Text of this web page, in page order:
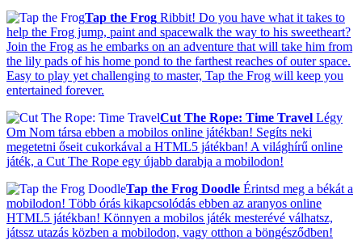
Tap the Frog Ribbit! Do you have what it takes to
help the Frog jump, paint and spacewalk the way to his sweetheart?
Join the Frog as he embarks on an adventure that will take him from
the lily pads of his home pond to the farthest reaches of outer space.
Easy to play yet challenging to master, Tap the Frog will keep you
entertained forever.
Cut The Rope: Time Travel Légy
Om Nom társa ebben a mobilos online játékban! Segíts neki
megetetni őseit cukorkával a HTML5 játékban! A világhírű online
játék, a Cut The Rope egy újabb darabja a mobilodon!
Tap the Frog Doodle Érintsd meg a békát a
mobilodon! Több órás kikapcsolódás ebben az aranyos online
HTML5 játékban! Könnyen a mobilos játék mesterévé válhatsz,
játssz utazás közben a mobilodon, vagy otthon a böngésződben!